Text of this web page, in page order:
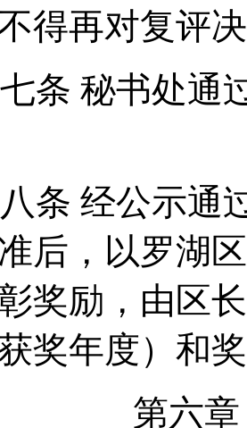
得再对复评
条 秘书处通
条 经公示通
后，以罗湖
奖励，由区
获奖年度）和
第六